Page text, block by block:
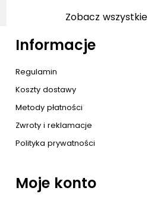
Zobacz wszystkie
Informacje
Regulamin
Koszty dostawy
Metody płatności
Zwroty i reklamacje
Polityka prywatności
Moje konto